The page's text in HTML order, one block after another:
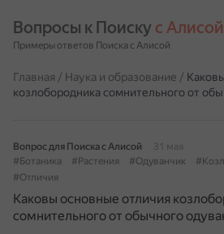
Вопросы к Поиску с Алисой
Примеры ответов Поиска с Алисой
Главная / Наука и образование /
козлобородника сомнительного от
Вопрос для Поиска с Алисой
31 мая
#Ботаника
#Растения #Одуванчик
#Отличия
Каковы основные отличия
сомнительного от обычного